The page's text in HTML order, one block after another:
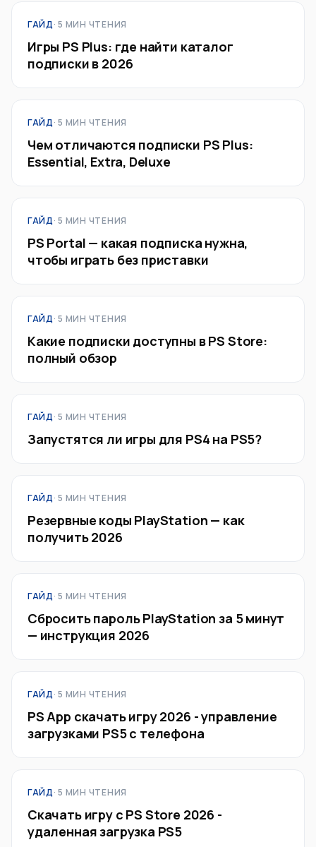
ГАЙД· 5 МИН ЧТЕНИЯ
Игры PS Plus: где найти каталог
подписки в 2026
ГАЙД· 5 МИН ЧТЕНИЯ
Чем отличаются подписки PS Plus:
Essential, Extra, Deluxe
ГАЙД· 5 МИН ЧТЕНИЯ
PS Portal — какая подписка нужна,
чтобы играть без приставки
ГАЙД· 5 МИН ЧТЕНИЯ
Какие подписки доступны в PS Store:
полный обзор
ГАЙД· 5 МИН ЧТЕНИЯ
Запустятся ли игры для PS4 на PS5?
ГАЙД· 5 МИН ЧТЕНИЯ
Резервные коды PlayStation — как
получить 2026
ГАЙД· 5 МИН ЧТЕНИЯ
Сбросить пароль PlayStation за 5 минут
— инструкция 2026
ГАЙД· 5 МИН ЧТЕНИЯ
PS App скачать игру 2026 - управление
загрузками PS5 с телефона
ГАЙД· 5 МИН ЧТЕНИЯ
Скачать игру с PS Store 2026 -
удаленная загрузка PS5